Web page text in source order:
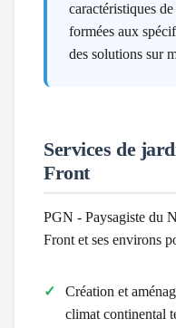
caractéristiques
formées aux
des solutions sur
Services de
Front
PGN - Paysagiste du
Front et ses environs
Création et
climat continental